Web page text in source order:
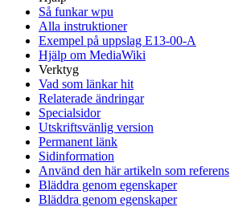
Så funkar wpu
Alla instruktioner
Exempel på uppslag E13-00-A
Hjälp om MediaWiki
Verktyg
Vad som länkar hit
Relaterade ändringar
Specialsidor
Utskriftsvänlig version
Permanent länk
Sidinformation
Använd den här artikeln som referens
Bläddra genom egenskaper
Bläddra genom egenskaper